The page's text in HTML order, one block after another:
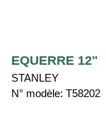
EQUERRE 12"
STANLEY
N° modèle: T58202